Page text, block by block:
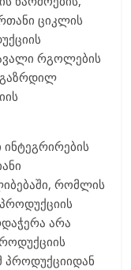
ციკლის
რგოლების
გაზრდილ
რომლის
არა
პროდუქციიდან